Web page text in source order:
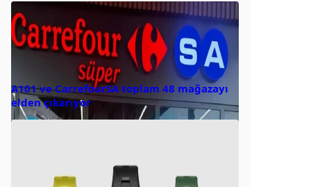
A101 ve CarrefourSA toplam 48 mağazayı
elden çıkarıyor